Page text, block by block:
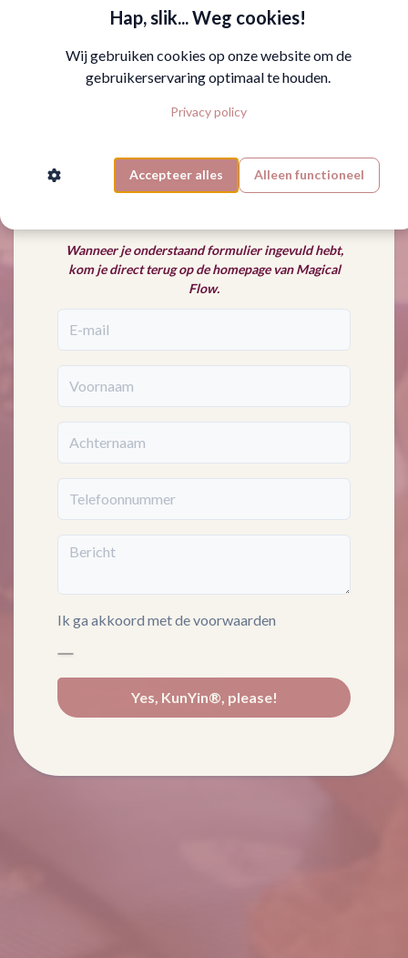
van alle wereldwijde
KunYin® instructeurs, waar ik er een van ben.
Daarnaast heb je toegang tot meditaties,
masterclasses en wereldwijde sisterhood. In de
Portal is alles in het Engels.
maar ook de wereldwijde.
Wanneer je onderstaand formulier ingevuld hebt,
kom je direct terug op de homepage van Magical
Flow.
E-mail
Voornaam
Achternaam
Telefoonnummer
Bericht
Ik ga akkoord met de voorwaarden
Yes, KunYin®, please!
Hap, slik... Weg cookies!
Wij gebruiken cookies op onze website om de
gebruikerservaring optimaal te houden.
Privacy policy
Alleen functioneel
Accepteer alles